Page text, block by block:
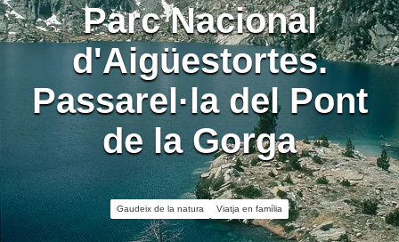
Parc Nacional
d'Aigüestortes.
Passarel·la del Pont
de la Gorga
Gaudeix de la natura Viatja en família